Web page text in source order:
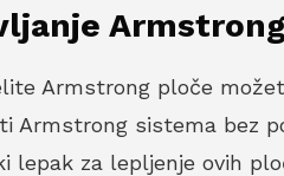
Armstrong ploče
Armstrong sistema bez
lepak za lepljenje ovih